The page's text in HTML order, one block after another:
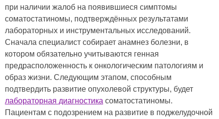
при наличии жалоб на появившиеся симптомы
соматостатиномы, подтверждённых результатами
лабораторных и инструментальных исследований.
Сначала специалист собирает анамнез болезни, в
котором обязательно учитываются генная
предрасположенность к онкологическим патологиям и
образ жизни. Следующим этапом, способным
подтвердить развитие опухолевой структуры, будет
лабораторная диагностика соматостатиномы.
Пациентам с подозрением на развитие в поджелудочной